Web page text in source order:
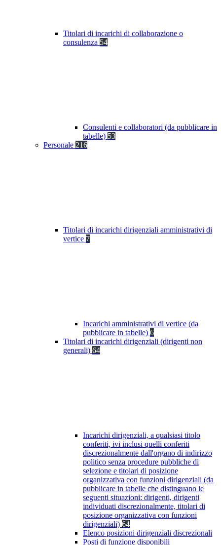
Titolari di incarichi di collaborazione o
consulenza 54
Consulenti e collaboratori (da pubblicare in
tabelle) 53
Personale 216
Titolari di incarichi dirigenziali amministrativi di
vertice 7
Incarichi amministrativi di vertice (da
pubblicare in tabelle) 6
Titolari di incarichi dirigenziali (dirigenti non
generali) 64
Incarichi dirigenziali, a qualsiasi titolo
conferiti, ivi inclusi quelli conferiti
discrezionalmente dall'organo di indirizzo
politico senza procedure pubbliche di
selezione e titolari di posizione
organizzativa con funzioni dirigenziali (da
pubblicare in tabelle che distinguano le
seguenti situazioni: dirigenti, dirigenti
individuati discrezionalmente, titolari di
posizione organizzativa con funzioni
dirigenziali) 64
Elenco posizioni dirigenziali discrezionali
Posti di funzione disponibili